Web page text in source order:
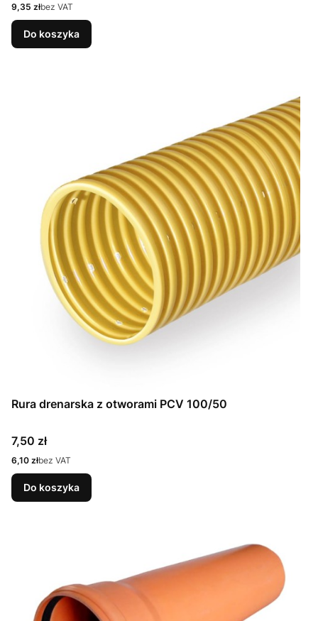
Cena
9,35 złbez VAT
Do koszyka
Rura drenarska z otworami PCV 100/50
Cena
7,50 zł
Cena
6,10 złbez VAT
Do koszyka